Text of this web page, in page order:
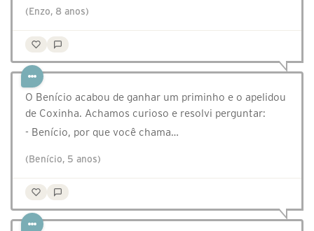
(Enzo, 8 anos)
O Benício acabou de ganhar um priminho e o apelidou
de Coxinha. Achamos curioso e resolvi perguntar:
- Benício, por que você chama…
(Benício, 5 anos)